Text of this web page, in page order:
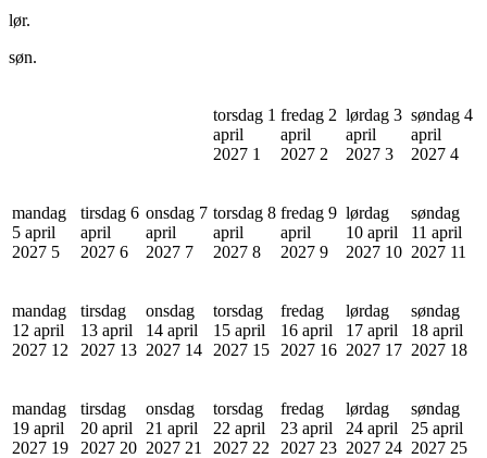
lør.
søn.
torsdag 1
april
2027 1
fredag 2
april
2027 2
lørdag 3
april
2027 3
søndag 4
april
2027 4
mandag
5 april
2027 5
tirsdag 6
april
2027 6
onsdag 7
april
2027 7
torsdag 8
april
2027 8
fredag 9
april
2027 9
lørdag
10 april
2027 10
søndag
11 april
2027 11
mandag
12 april
2027 12
tirsdag
13 april
2027 13
onsdag
14 april
2027 14
torsdag
15 april
2027 15
fredag
16 april
2027 16
lørdag
17 april
2027 17
søndag
18 april
2027 18
mandag
19 april
2027 19
tirsdag
20 april
2027 20
onsdag
21 april
2027 21
torsdag
22 april
2027 22
fredag
23 april
2027 23
lørdag
24 april
2027 24
søndag
25 april
2027 25